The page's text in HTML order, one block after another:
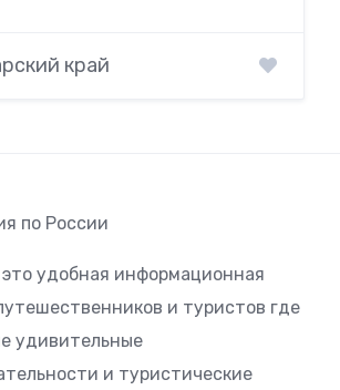
край
удобная информационная
и туристов где
удивительные
и туристические